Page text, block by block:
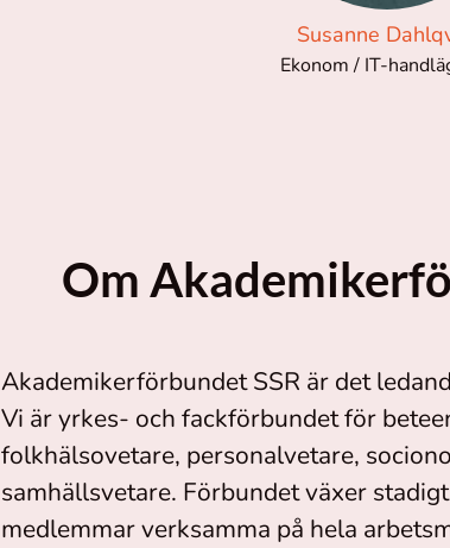
Susanne
Ekonom / IT-
Om
Akademikerförbundet SSR är det
Vi är yrkes- och fackförbundet för
folkhälsovetare, personalvetare,
samhällsvetare. Förbundet växer
medlemmar verksamma på hela